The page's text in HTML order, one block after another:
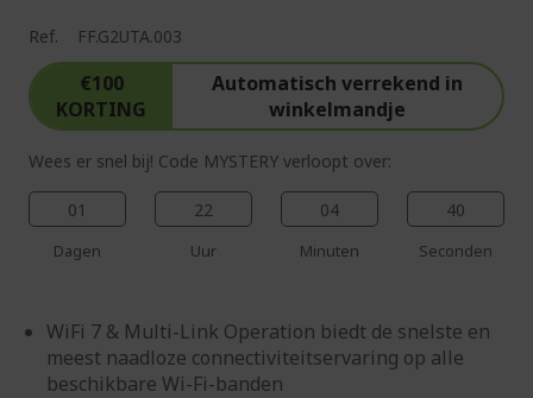
Ref. FF.G2UTA.003
€100
KORTING
Automatisch verrekend in
winkelmandje
Wees er snel bij! Code MYSTERY verloopt over:
01
Dagen
22
Uur
04
Minuten
39
Seconden
WiFi 7 & Multi-Link Operation biedt de snelste en
meest naadloze connectiviteitservaring op alle
beschikbare Wi-Fi-banden